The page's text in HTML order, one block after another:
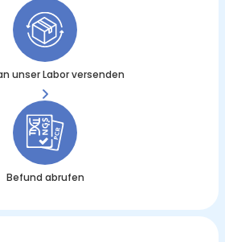
unser Labor versenden
Befund abrufen